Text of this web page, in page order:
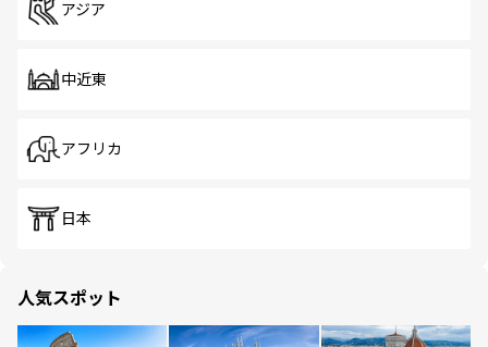
アジア
中近東
アフリカ
日本
人気スポット